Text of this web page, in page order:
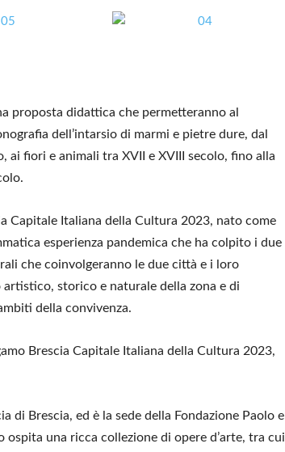
proposta didattica che permetteranno al
dell’intarsio di marmi e pietre dure, dal
ai fiori e animali tra XVII e XVIII secolo, fino alla
Capitale Italiana della Cultura 2023, nato come
esperienza pandemica che ha colpito i due
che coinvolgeranno le due città e i loro
storico e naturale della zona e di
della convivenza.
Brescia Capitale Italiana della Cultura 2023,
di Brescia, ed è la sede della Fondazione Paolo e
ospita una ricca collezione di opere d’arte, tra cui